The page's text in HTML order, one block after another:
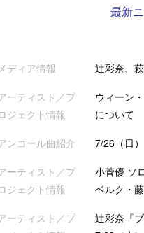
最新
メディア情報 辻彩奈、
ーティスト／プ
ジェクト情報
ウィーン
について
ンコール曲紹介 7/26（日
ーティスト／プ
ジェクト情報
小菅優 ソ
ベルク・
ーティスト／プ
辻彩奈『